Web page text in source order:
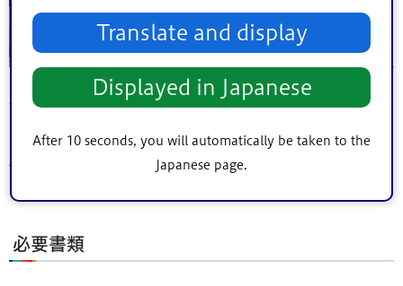
Translate and display
Displayed in Japanese
After 10 seconds, you will automatically be taken to the
Japanese page.
(3)届出済みの建物の住居表示を変更又
は廃止する場合
届出済みの建物の住居表示を変更又は廃止する場合は、住
からの申請も受け付けています。注意
必要書類